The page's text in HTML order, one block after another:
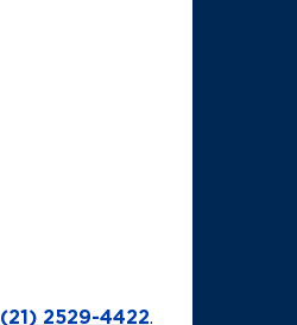
(21) 2529-4422.